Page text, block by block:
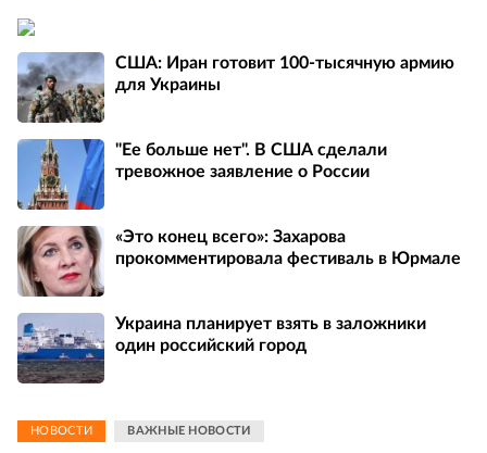
США: Иран готовит 100-тысячную армию
для Украины
"Ее больше нет". В США сделали
тревожное заявление о России
«Это конец всего»: Захарова
прокомментировала фестиваль в Юрмале
Украина планирует взять в заложники
один российский город
НОВОСТИ ВАЖНЫЕ НОВОСТИ